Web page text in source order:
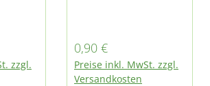
zzgl.
Regulärer Preis:
0,90 €
Preise inkl. MwSt. zzgl.
Versandkosten